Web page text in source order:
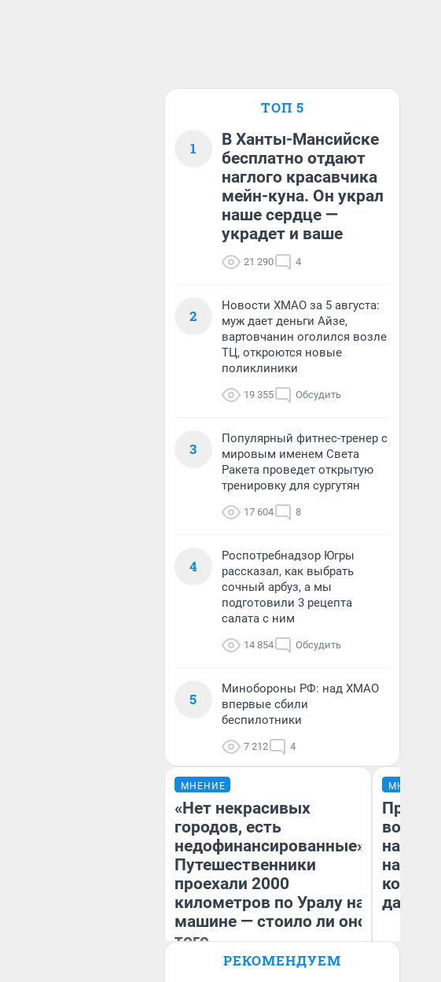
ТОП 5
1
В Ханты-Мансийске
бесплатно отдают
наглого красавчика
мейн-куна. Он украл
наше сердце —
украдет и ваше
21 290 4
2
Новости ХМАО за 5 августа:
муж дает деньги Айзе,
вартовчанин оголился возле
ТЦ, откроются новые
поликлиники
19 355 Обсудить
3
Популярный фитнес-тренер с
мировым именем Света
Ракета проведет открытую
тренировку для сургутян
17 604 8
4
Роспотребнадзор Югры
рассказал, как выбрать
сочный арбуз, а мы
подготовили 3 рецепта
салата с ним
14 854 Обсудить
5
Минобороны РФ: над ХМАО
впервые сбили
беспилотники
7 212 4
МНЕНИЕ
«Нет некрасивых
городов, есть
недофинансированные».
Путешественники
проехали 2000
километров по Уралу на
машине — стоило ли оно
того
Екатерина Литкевич
МНЕНИЕ
нам
даже
РЕКОМЕНДУЕМ